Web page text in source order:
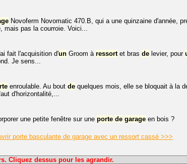
Novoferm Novomatic 470.B, qui a une quinzaine d'année,
mais pas la courroie. Voici...
fait l'acquisition d'un Groom à ressortet bras de levier, pour
Je sens...
enroulable. Au bout de quelques mois, elle se bloquait à la
d'horizontalité,...
une petite fenêtre sur une porte de garage en bois ?
porte basculante de garage avec un ressort cassé >>>
Cliquez dessus pour les agrandir.